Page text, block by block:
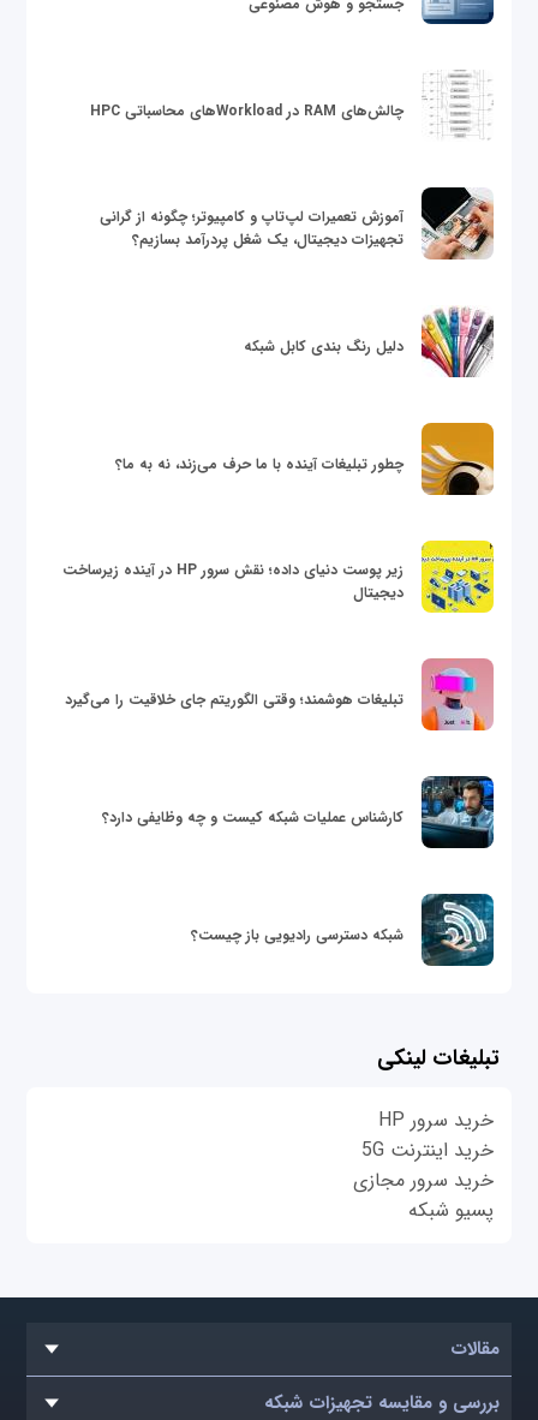
چالش‌های RAM در Workloadهای محاسباتی HPC
آموزش تعمیرات لپ‌تاپ و کامپیوتر؛ چگونه از گرانی
تجهیزات دیجیتال، یک شغل پردرآمد بسازیم؟
دلیل رنگ بندی کابل شبکه
چطور تبلیغات آینده با ما حرف می‌زند، نه به ما؟
زیر پوست دنیای داده؛ نقش سرور HP در آینده زیرساخت
دیجیتال
تبلیغات هوشمند؛ وقتی الگوریتم جای خلاقیت را می‌گیرد
کارشناس عملیات شبکه کیست و چه وظایفی دارد؟
شبکه دسترسی رادیویی باز چیست؟
تبلیغات لینکی
خرید سرور HP
خرید اینترنت 5G
خرید سرور مجازی
پسیو شبکه
مقالات
بررسی و مقایسه تجهیزات شبکه